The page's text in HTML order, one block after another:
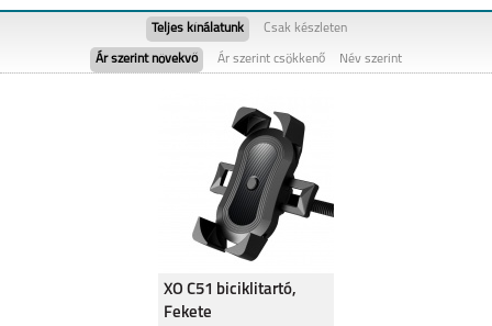
Teljes kínálatunk Csak készleten
Ár szerint növekvő Ár szerint csökkenő Név szerint
XO C51 biciklitartó,
Fekete